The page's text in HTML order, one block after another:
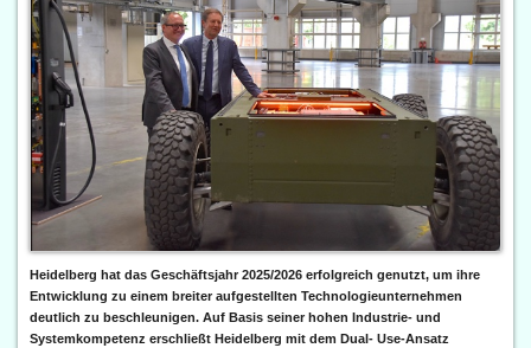
Heidelberg hat das Geschäftsjahr 2025/2026 erfolgreich genutzt, um ihre
Entwicklung zu einem breiter aufgestellten Technologieunternehmen
deutlich zu beschleunigen. Auf Basis seiner hohen Industrie- und
Systemkompetenz erschließt Heidelberg mit dem Dual- Use-Ansatz